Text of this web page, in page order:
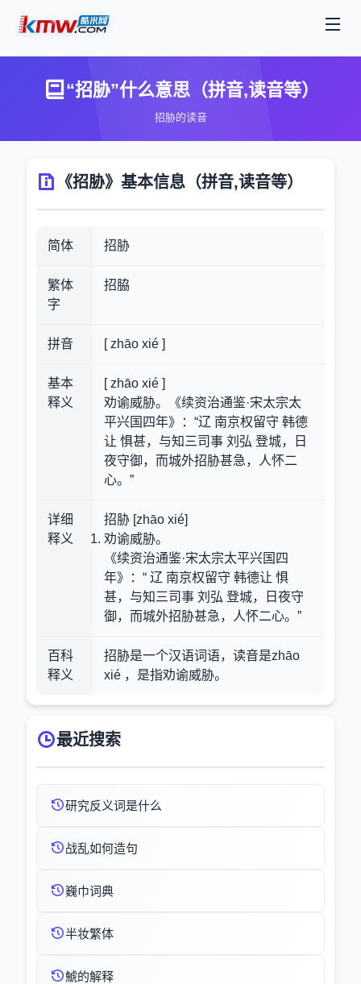
“招胁”什么意思（拼音,读音等）
招胁的读音
《招胁》基本信息（拼音,读音等）
简体 招胁
繁体
字
招脇
拼音 [ zhāo xié ]
基本
释义
[ zhāo xié ]
劝谕威胁。《续资治通鉴·宋太宗太
平兴国四年》：“辽 南京权留守 韩德
让 惧甚，与知三司事 刘弘 登城，日
夜守御，而城外招胁甚急，人怀二
心。”
详细
释义
招胁 [zhāo xié]
劝谕威胁。
《续资治通鉴·宋太宗太平兴国四
年》：“ 辽 南京权留守 韩德让 惧
甚，与知三司事 刘弘 登城，日夜守
御，而城外招胁甚急，人怀二心。”
百科
释义
招胁是一个汉语词语，读音是zhāo
xié ，是指劝谕威胁。
最近搜索
研究反义词是什么
战乱如何造句
巍巾词典
半妆繁体
鯱的解释